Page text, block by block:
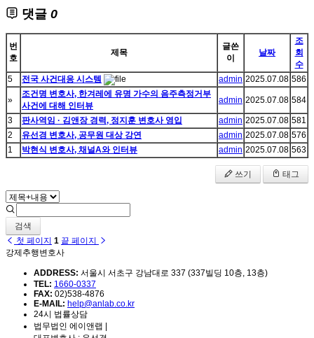
댓글 0
번
호
제목
글쓴
이
날짜
조
회
수
5
전국 사건대응 시스템 admin 2025.07.08 586
»
조건명 변호사, 한겨레에 유명 가수의 음주측정거부
사건에 대해 인터뷰
admin 2025.07.08 584
3 판사역임 · 김앤장 경력, 정지훈 변호사 영입 admin 2025.07.08 581
2
유선경 변호사, 공무원 대상 강연 admin 2025.07.08 576
1
박현식 변호사, 채널A와 인터뷰 admin 2025.07.08 563
쓰기 태그
검색
첫 페이지 1 끝 페이지
강제추행변호사
ADDRESS: 서울시 서초구 강남대로 337 (337빌딩 10층, 13층)
TEL: 1660-0337
FAX: 02)538-4876
E-MAIL: help@anlab.co.kr
24시 법률상담
법무법인 에이앤랩 |